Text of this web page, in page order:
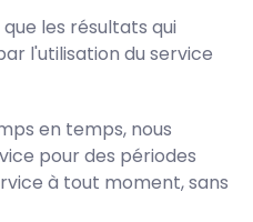
les résultats qui
l'utilisation du service
en temps, nous
pour des périodes
à tout moment, sans